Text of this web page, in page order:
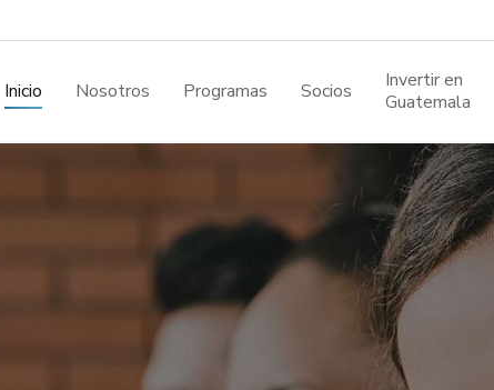
Inicio Nosotros Programas Socios
Invertir en
Guatemala